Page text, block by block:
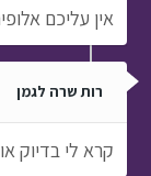
אין עליכם
רות שרה לגמן
קרא לי בדיוק